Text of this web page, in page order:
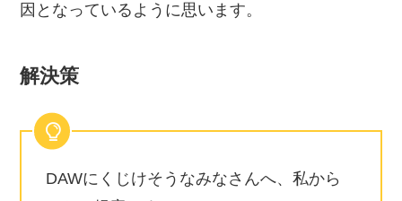
因となっているように思います。
解決策
DAWにくじけそうなみなさんへ、私から